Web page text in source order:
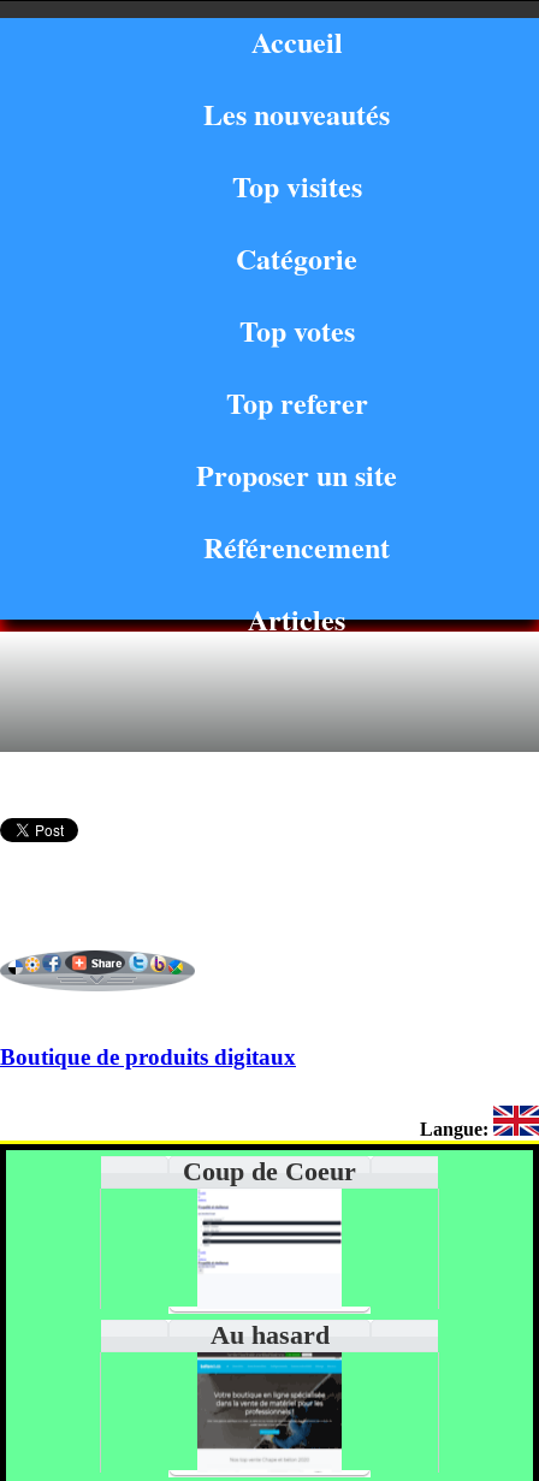
Accueil
Les nouveautés
Top visites
Catégorie
Top votes
Top referer
Proposer un site
Référencement
Articles
Boutique de produits digitaux
Langue:
Coup de Coeur
Au hasard